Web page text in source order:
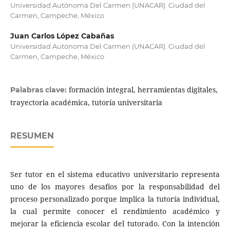
Universidad Autónoma Del Carmen (UNACAR). Ciudad del
Carmen, Campeche, México
Juan Carlos López Cabañas
Universidad Autónoma Del Carmen (UNACAR). Ciudad del
Carmen, Campeche, México
Palabras clave: formación integral, herramientas digitales,
trayectoria académica, tutoría universitaria
RESUMEN
Ser tutor en el sistema educativo universitario representa
uno de los mayores desafíos por la responsabilidad del
proceso personalizado porque implica la tutoría individual,
la cual permite conocer el rendimiento académico y
mejorar la eficiencia escolar del tutorado. Con la intención